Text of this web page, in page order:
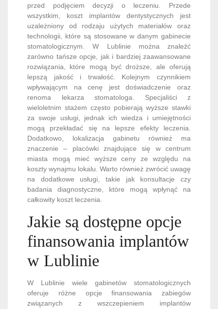
przed podjęciem decyzji o leczeniu. Przede
wszystkim, koszt implantów dentystycznych jest
uzależniony od rodzaju użytych materiałów oraz
technologii, które są stosowane w danym gabinecie
stomatologicznym. W Lublinie można znaleźć
zarówno tańsze opcje, jak i bardziej zaawansowane
rozwiązania, które mogą być droższe, ale oferują
lepszą jakość i trwałość. Kolejnym czynnikiem
wpływającym na cenę jest doświadczenie oraz
renoma lekarza stomatologa. Specjaliści z
wieloletnim stażem często pobierają wyższe stawki
za swoje usługi, jednak ich wiedza i umiejętności
mogą przekładać się na lepsze efekty leczenia.
Dodatkowo, lokalizacja gabinetu również ma
znaczenie – placówki znajdujące się w centrum
miasta mogą mieć wyższe ceny ze względu na
koszty wynajmu lokalu. Warto również zwrócić uwagę
na dodatkowe usługi, takie jak konsultacje czy
badania diagnostyczne, które mogą wpłynąć na
całkowity koszt leczenia.
Jakie są dostępne opcje
finansowania implantów
w Lublinie
W Lublinie wiele gabinetów stomatologicznych
oferuje różne opcje finansowania zabiegów
związanych z wszczepieniem implantów